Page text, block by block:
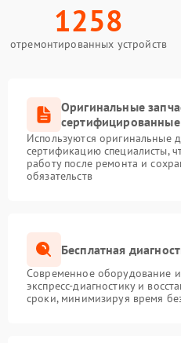
1258
отремонтированных устройств
Оригинальные
Используются оригинальные
сертификацию специалисты,
работу после ремонта и
обязательств
Бесплатная
Современное оборудование
экспресс-диагностику и
сроки, минимизируя время